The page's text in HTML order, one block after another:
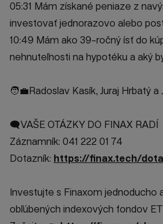
05:31 Mám získané peniaze z
investovať jednorazovo alebo
10:49 Mám ako 39-ročný ísť do
nehnuteľnosti na hypotéku a aký
🧑‍💼Radoslav Kasík, Juraj Hrbatý a
🗨️VAŠE OTÁZKY DO FINAX RADÍ
Záznamník: 041 222 01 74
Dotazník: https://finax.tech/
Investujte s Finaxom jednoducho
obľúbených indexových fondov